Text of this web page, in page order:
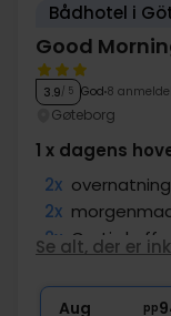
Bådhotel i
Good
3.9/ 5 God 8
Gøteborg
1 x dagens
2x
2x
2x Gratis
1x 1
Se alt, der er
Aug pp